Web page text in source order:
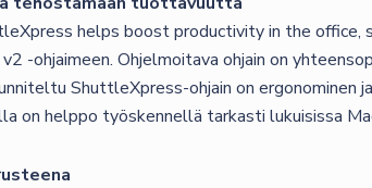
helps boost productivity in the office,
-ohjaimeen. Ohjelmoitava ohjain on
ShuttleXpress-ohjain on
on helppo työskennellä tarkasti lukuisissa